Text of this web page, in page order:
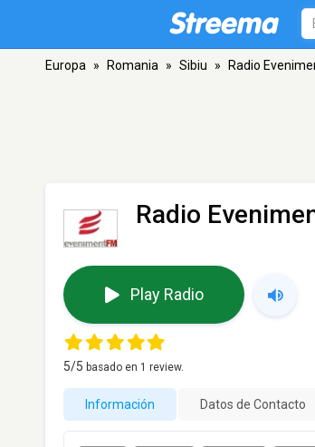
Europa » Romania » Sibiu » Radio
Radio
Play Radio
5/5 basado en 1 review.
Información Datos de Contacto